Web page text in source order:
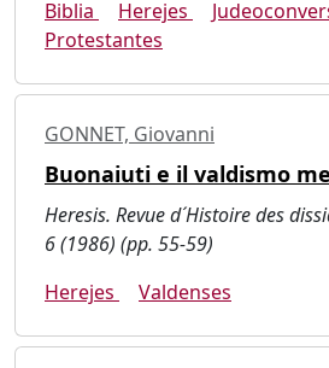
Biblia
Herejes
Protestantes
GONNET, Giovanni
Buonaiuti e il valdismo
Heresis. Revue d´Histoire des
6 (1986) (pp. 55-59)
Herejes
Valdenses